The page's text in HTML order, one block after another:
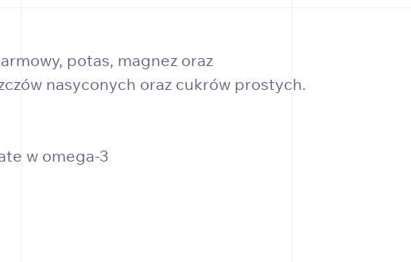
potas, magnez oraz
nasyconych oraz cukrów prostych.
w omega-3